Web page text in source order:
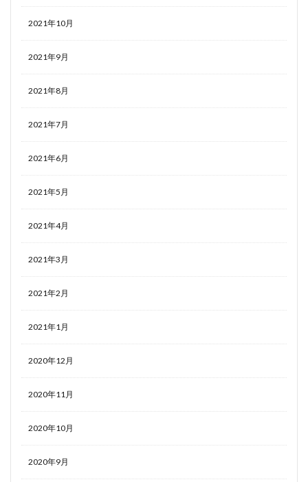
2021年10月
2021年9月
2021年8月
2021年7月
2021年6月
2021年5月
2021年4月
2021年3月
2021年2月
2021年1月
2020年12月
2020年11月
2020年10月
2020年9月